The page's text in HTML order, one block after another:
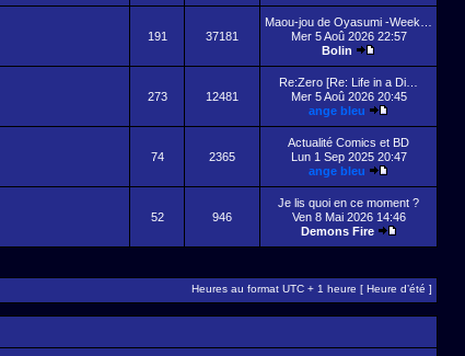
191 37181
Maou-jou de Oyasumi -Week…
Mer 5 Aoû 2026 22:57
Bolin
273 12481
Re:Zero [Re: Life in a Di…
Mer 5 Aoû 2026 20:45
ange bleu
74 2365
Actualité Comics et BD
Lun 1 Sep 2025 20:47
ange bleu
52 946
Je lis quoi en ce moment ?
Ven 8 Mai 2026 14:46
Demons Fire
Heures au format UTC + 1 heure [ Heure d’été ]